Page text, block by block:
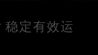
稳定有效运